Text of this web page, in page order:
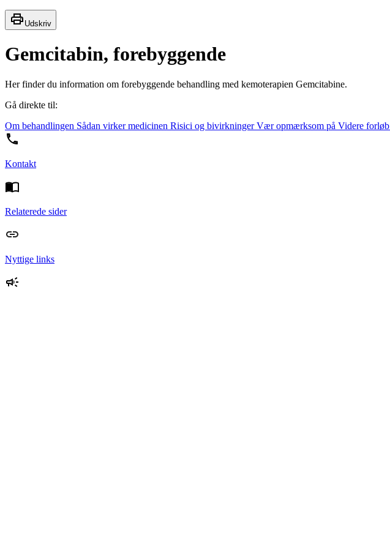
Udskriv
Gemcitabin, forebyggende
Her finder du information om forebyggende behandling med kemoterapien Gemcitabine.
Gå direkte til:
Om behandlingen Sådan virker medicinen Risici og bivirkningerVær opmærksom på Videre forløb
Kontakt
Relaterede sider
Nyttige links